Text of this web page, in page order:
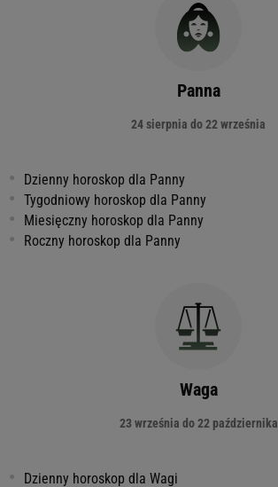
Panna
24 sierpnia do 22 września
Dzienny horoskop dla Panny
Tygodniowy horoskop dla Panny
Miesięczny horoskop dla Panny
Roczny horoskop dla Panny
Waga
23 września do 22 października
Dzienny horoskop dla Wagi